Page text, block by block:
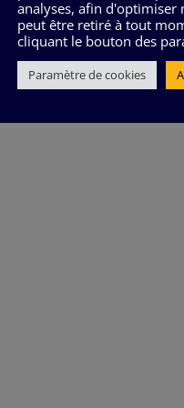
joie de
analyses, afin d'optimiser
peut être retiré à tout
cliquant le bouton des
Paramètre de cookies